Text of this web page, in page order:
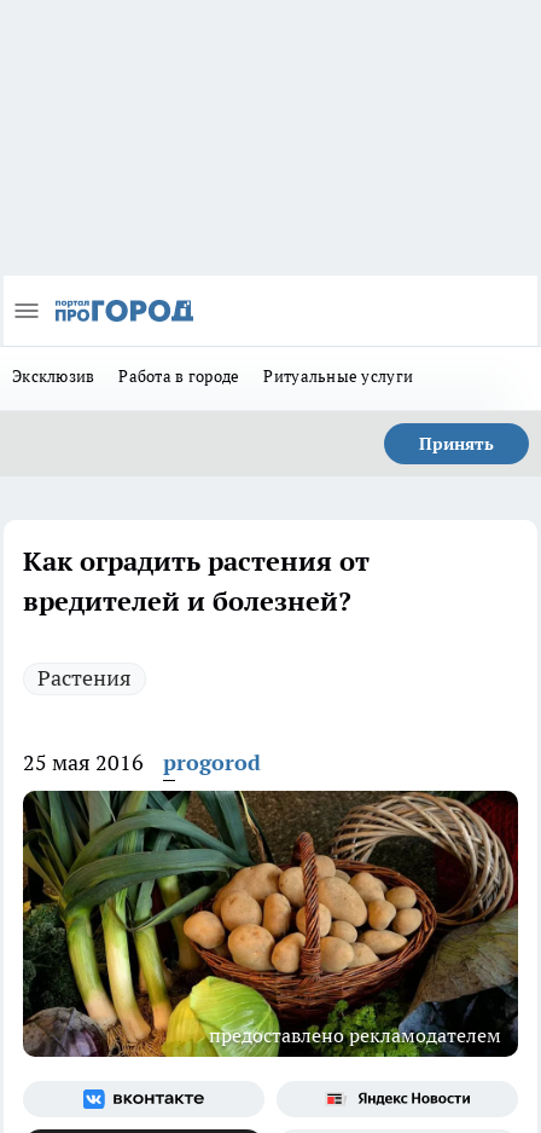
Эксклюзив Работа в городе Ритуальные услуги
Принять
Как оградить растения от
вредителей и болезней?
Растения
25 мая 2016 progorod
предоставлено рекламодателем